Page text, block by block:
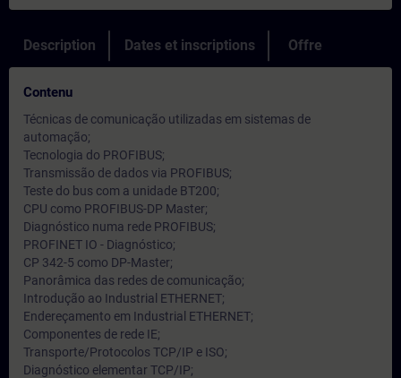
Description Dates et inscriptions Offre
Contenu
Técnicas de comunicação utilizadas em sistemas de
automação;
Tecnologia do PROFIBUS;
Transmissão de dados via PROFIBUS;
Teste do bus com a unidade BT200;
CPU como PROFIBUS-DP Master;
Diagnóstico numa rede PROFIBUS;
PROFINET IO - Diagnóstico;
CP 342-5 como DP-Master;
Panorâmica das redes de comunicação;
Introdução ao Industrial ETHERNET;
Endereçamento em Industrial ETHERNET;
Componentes de rede IE;
Transporte/Protocolos TCP/IP e ISO;
Diagnóstico elementar TCP/IP;